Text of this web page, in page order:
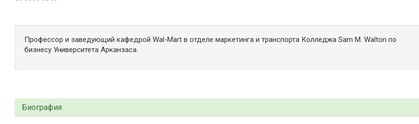
Профессор и заведующий кафедрой Wal-Mart в отделе маркетинга и транспорта Колледжа Sam M. Walton по
бизнесу Университета Арканзаса.
Биография